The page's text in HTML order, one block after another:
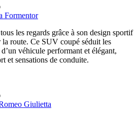
Formentor
les regards grâce à son design sportif
la route. Ce SUV coupé séduit les
véhicule performant et élégant,
et sensations de conduite.
Giulietta